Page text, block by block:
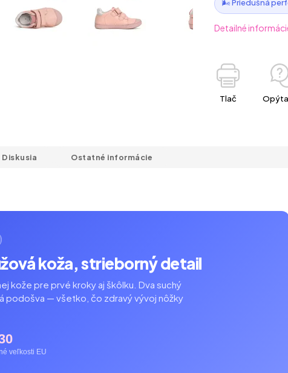
🌬️ Priedušná
Detailné
Tlač
Diskusia Ostatné informácie
koža, strieborný detail
kože pre prvé kroky aj škôlku. Dva suchý
podošva — všetko, čo zdravý vývoj nôžky
veľkosti EU